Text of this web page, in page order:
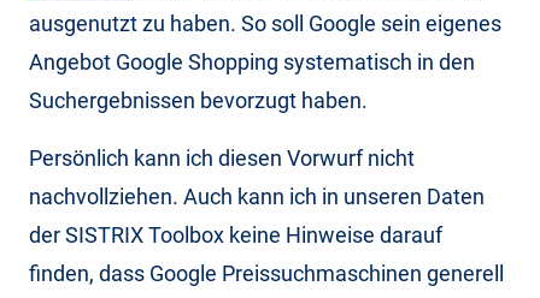
ausgenutzt zu haben. So soll Google sein eigenes
Angebot Google Shopping systematisch in den
Suchergebnissen bevorzugt haben.
Persönlich kann ich diesen Vorwurf nicht
nachvollziehen. Auch kann ich in unseren Daten
der SISTRIX Toolbox keine Hinweise darauf
finden, dass Google Preissuchmaschinen generell